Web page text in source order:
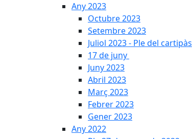
Any 2023
Octubre 2023
Setembre 2023
Juliol 2023 - Ple del cartipàs
17 de juny
Juny 2023
Abril 2023
Març 2023
Febrer 2023
Gener 2023
Any 2022